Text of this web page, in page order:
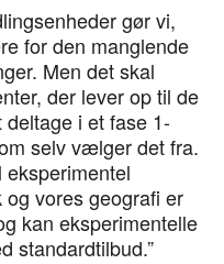
gør vi,
for den manglende
Men det skal
der lever op til de
i et fase 1-
selv vælger det fra.
eksperimentel
vores geografi er
kan eksperimentelle
standardtilbud.”